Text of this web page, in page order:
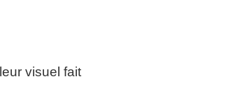
visuel fait